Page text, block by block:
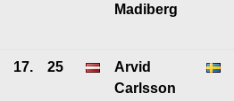
Madiberg
17. 25
Arvid
Carlsson